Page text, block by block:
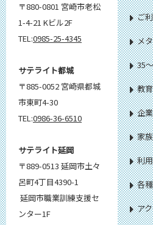
〒880-0801 宮崎市老松
1-4-21 Kビル2F
TEL:0985-25-4345
サテライト都城
〒885-0052 宮崎県都城
市東町4-30
TEL:0986-36-6510
サテライト延岡
〒889-0513 延岡市土々
呂町4丁目4390-1
延岡市職業訓練支援セ
ンター1F
ご
メ
35
教
企
家
利
各
ア